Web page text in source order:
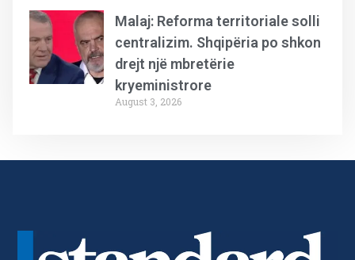
Malaj: Reforma territoriale solli
centralizim. Shqipëria po shkon
drejt një mbretërie
kryeministrore
August 3, 2026